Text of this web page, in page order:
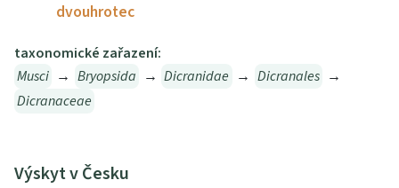
dvouhrotec
taxonomické zařazení:
Musci → Bryopsida → Dicranidae → Dicranales →
Dicranaceae
Výskyt v Česku